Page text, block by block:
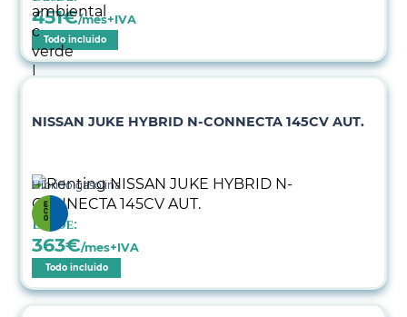
451€/mes+IVA
Todo incluido
NISSAN JUKE HYBRID N-CONNECTA 145CV AUT.
Híbrido gasolina
Desde:
363€/mes+IVA
Todo incluido